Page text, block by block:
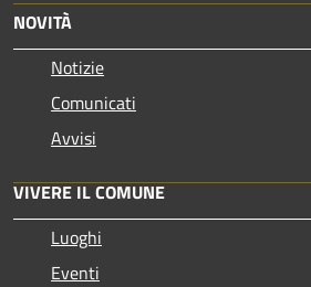
NOVITÀ
Notizie
Comunicati
Avvisi
VIVERE IL COMUNE
Luoghi
Eventi